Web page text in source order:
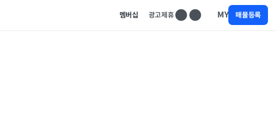
멤버십 광고제휴 MY 매물등록